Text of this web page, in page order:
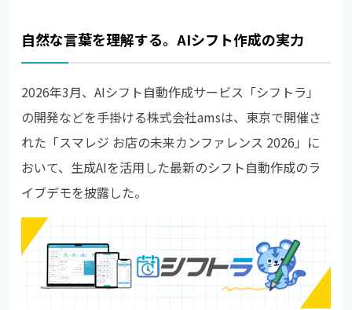
自然な言葉を理解する。AIシフト作成の実力
2026年3月、AIシフト自動作成サービス「シフトラ」
の開発などを手掛ける株式会社amsは、東京で開催さ
れた「スマレジ お店の未来カンファレンス 2026」に
おいて、生成AIを活用した最新のシフト自動作成のラ
イブデモを披露した。